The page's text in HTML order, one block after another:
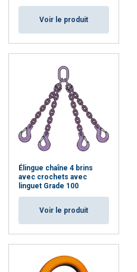
Voir le produit
Élingue chaîne 4 brins
avec crochets avec
linguet Grade 100
Voir le produit
Policy